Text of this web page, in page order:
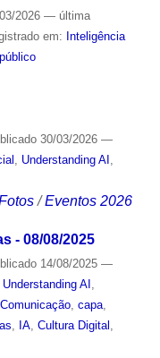
2026 — última
em: Inteligência
30/03/2026 —
, Understanding AI ,
/Eventos 2026
- 08/08/2025
14/08/2025 —
Understanding AI ,
Comunicação, capa,
, IA, Cultura Digital ,